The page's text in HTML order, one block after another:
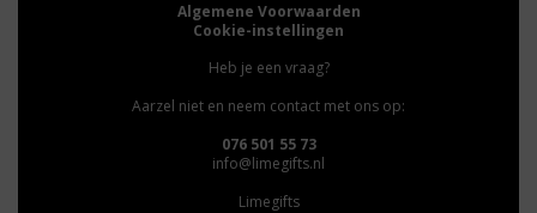
Algemene Voorwaarden
Cookie-instellingen
Heb je een vraag?
Aarzel niet en neem contact met ons op:
076 501 55 73
info@limegifts.nl
Limegifts